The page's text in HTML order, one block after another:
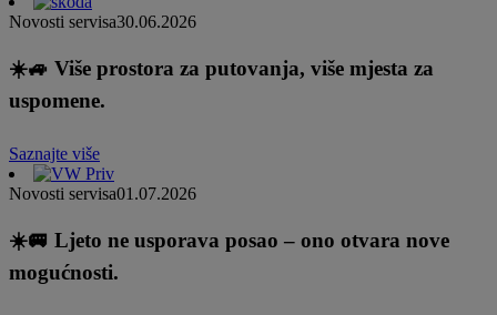
Novosti servisa30.06.2026
☀️🚙 Više prostora za putovanja, više mjesta za
uspomene.
Saznajte više
Novosti servisa01.07.2026
☀️🚐 Ljeto ne usporava posao – ono otvara nove
mogućnosti.